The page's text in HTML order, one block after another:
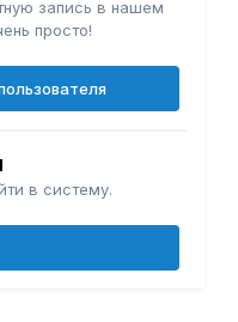
запись в нашем
просто!
в систему.